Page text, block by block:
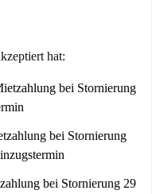
hat:
bei Stornierung
bei Stornierung
bei Stornierung 29